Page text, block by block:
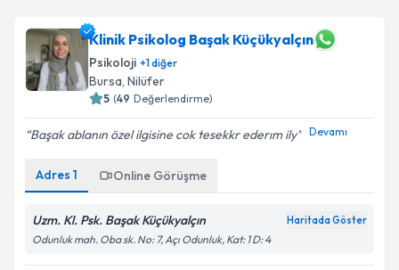
Klinik Psikolog Başak Küçükyalçın
Psikoloji +1diğer
Bursa, Nilüfer
5 (49 Değerlendirme)
Başak ablanın özel ilgisine cok tesekkr ederım ily Devamı
Adres 1 Online Görüşme
Uzm. Kl. Psk. Başak Küçükyalçın Haritada Göster
Odunluk mah. Oba sk. No: 7, Açı Odunluk, Kat: 1 D: 4